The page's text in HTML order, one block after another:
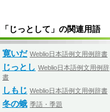
「じっとして」の関連用語
寛いだ Weblio日本語例文用例辞書
じっとし Weblio日本語例文用例辞
書
しもじ Weblio日本語例文用例辞書
冬の蛾 季語・季題